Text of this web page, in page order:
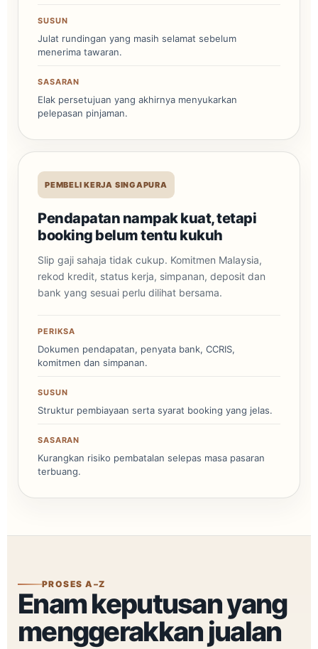
SUSUN
Julat rundingan yang masih selamat sebelum
menerima tawaran.
SASARAN
Elak persetujuan yang akhirnya menyukarkan
pelepasan pinjaman.
PEMBELI KERJA SINGAPURA
Pendapatan nampak kuat, tetapi
booking belum tentu kukuh
Slip gaji sahaja tidak cukup. Komitmen Malaysia,
rekod kredit, status kerja, simpanan, deposit dan
bank yang sesuai perlu dilihat bersama.
PERIKSA
Dokumen pendapatan, penyata bank, CCRIS,
komitmen dan simpanan.
SUSUN
Struktur pembiayaan serta syarat booking yang jelas.
SASARAN
Kurangkan risiko pembatalan selepas masa pasaran
terbuang.
PROSES A–Z
Enam keputusan yang
menggerakkan jualan